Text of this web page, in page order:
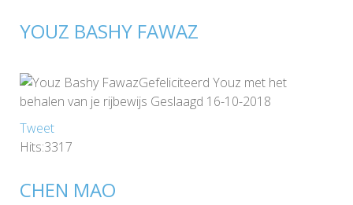
YOUZ BASHY FAWAZ
Gefeliciteerd Youz met het
behalen van je rijbewijs Geslaagd 16-10-2018
Tweet
Hits:3317
CHEN MAO